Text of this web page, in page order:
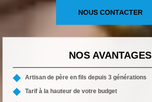
NOUS CONTACTER
NOS AVANTAGES
Artisan de père en fils depuis 3 générations
Tarif à la hauteur de votre budget